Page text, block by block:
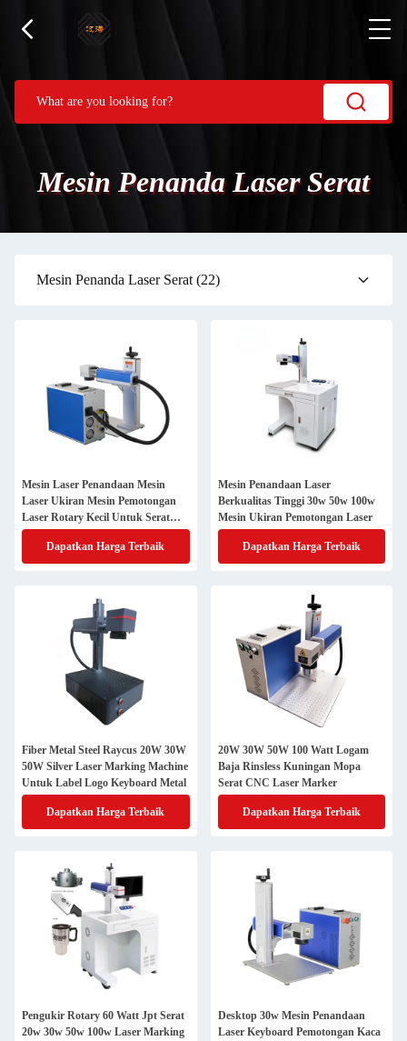
Mesin Penanda Laser Serat
Mesin Penanda Laser Serat (22)
Mesin Laser Penandaan Mesin
Laser Ukiran Mesin Pemotongan
Laser Rotary Kecil Untuk Serat
Logam Baja Raycus
Dapatkan Harga Terbaik
Mesin Penandaan Laser
Berkualitas Tinggi 30w 50w 100w
Mesin Ukiran Pemotongan Laser
Dapatkan Harga Terbaik
Fiber Metal Steel Raycus 20W 30W
50W Silver Laser Marking Machine
Untuk Label Logo Keyboard Metal
Dapatkan Harga Terbaik
20W 30W 50W 100 Watt Logam
Baja Rinsless Kuningan Mopa
Serat CNC Laser Marker
Dapatkan Harga Terbaik
Pengukir Rotary 60 Watt Jpt Serat
20w 30w 50w 100w Laser Marking
Desktop 30w Mesin Penandaan
Laser Keyboard Pemotongan Kaca